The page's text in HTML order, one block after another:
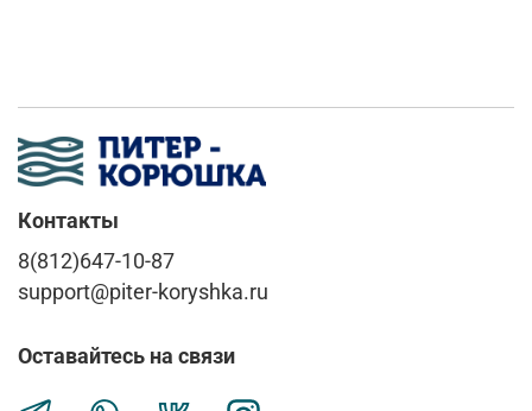
Контакты
8(812)647-10-87
support@piter-koryshka.ru
Оставайтесь на связи